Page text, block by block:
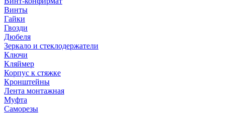
Винты
Гайки
Гвозди
Дюбеля
Зеркало и стеклодержатели
Ключи
Кляймер
Корпус к стяжке
Кронштейны
Лента монтажная
Муфта
Саморезы